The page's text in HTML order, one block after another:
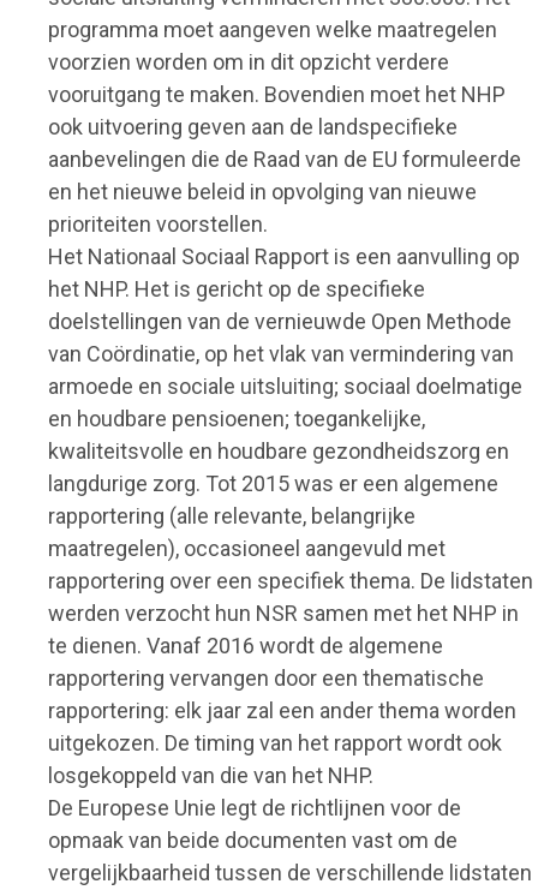
programma moet aangeven welke maatregelen
voorzien worden om in dit opzicht verdere
vooruitgang te maken. Bovendien moet het NHP
ook uitvoering geven aan de landspecifieke
aanbevelingen die de Raad van de EU formuleerde
en het nieuwe beleid in opvolging van nieuwe
prioriteiten voorstellen.
Het Nationaal Sociaal Rapport is een aanvulling op
het NHP. Het is gericht op de specifieke
doelstellingen van de vernieuwde Open Methode
van Coördinatie, op het vlak van vermindering van
armoede en sociale uitsluiting; sociaal doelmatige
en houdbare pensioenen; toegankelijke,
kwaliteitsvolle en houdbare gezondheidszorg en
langdurige zorg. Tot 2015 was er een algemene
rapportering (alle relevante, belangrijke
maatregelen), occasioneel aangevuld met
rapportering over een specifiek thema. De lidstaten
werden verzocht hun NSR samen met het NHP in
te dienen. Vanaf 2016 wordt de algemene
rapportering vervangen door een thematische
rapportering: elk jaar zal een ander thema worden
uitgekozen. De timing van het rapport wordt ook
losgekoppeld van die van het NHP.
De Europese Unie legt de richtlijnen voor de
opmaak van beide documenten vast om de
vergelijkbaarheid tussen de verschillende lidstaten